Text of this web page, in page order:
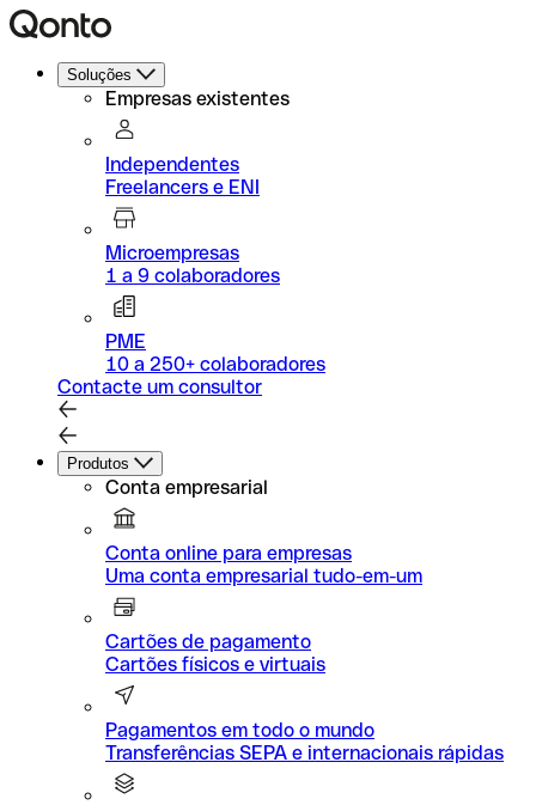
Soluções
Empresas existentes
Independentes
Freelancers e ENI
Microempresas
1 a 9 colaboradores
PME
10 a 250+ colaboradores
Contacte um consultor
Produtos
Conta empresarial
Conta online para empresas
Uma conta empresarial tudo-em-um
Cartões de pagamento
Cartões físicos e virtuais
Pagamentos em todo o mundo
Transferências SEPA e internacionais rápidas